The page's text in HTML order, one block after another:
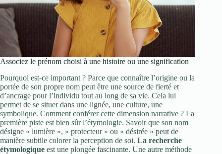
Associez le prénom choisi à une histoire ou une signification
Pourquoi est-ce important ? Parce que connaître l’origine ou la
portée de son propre nom peut être une source de fierté et
d’ancrage pour l’individu tout au long de sa vie. Cela lui
permet de se situer dans une lignée, une culture, une
symbolique. Comment conférer cette dimension narrative ? La
première piste est bien sûr l’étymologie. Savoir que son nom
désigne « lumière », « protecteur » ou « désirée » peut de
manière subtile colorer la perception de soi. La recherche
étymologique est une plongée fascinante. Une autre méthode